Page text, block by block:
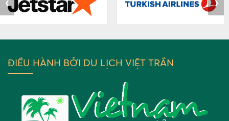
khi du lịch Hàn Quốc để có
Thứ tư, 05:08 07/08/2019
Top 5 trải nghiệm thú vị bạn
ĐIỀU HÀNH BỞI DU LỊCH VIỆT TRẦN